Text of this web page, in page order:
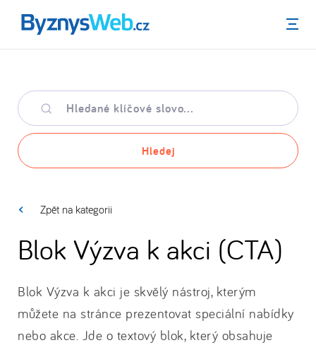
Menu
Hledané
klíčové
slovo
Hledej
Zpět na kategorii
Blok Výzva k akci (CTA)
Blok Výzva k akci je skvělý nástroj, kterým
můžete na stránce prezentovat speciální nabídky
nebo akce. Jde o textový blok, který obsahuje